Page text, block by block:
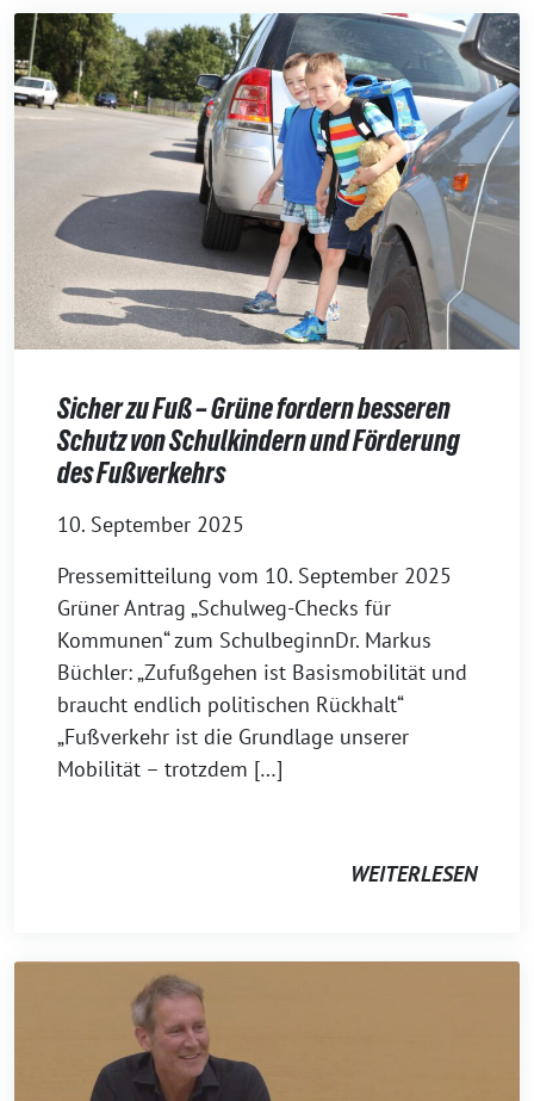
Sicher zu Fuß – Grüne fordern besseren
Schutz von Schulkindern und Förderung
des Fußverkehrs
10. September 2025
Pressemitteilung vom 10. September 2025
Grüner Antrag „Schulweg-Checks für
Kommunen“ zum SchulbeginnDr. Markus
Büchler: „Zufußgehen ist Basismobilität und
braucht endlich politischen Rückhalt“
„Fußverkehr ist die Grundlage unserer
Mobilität – trotzdem […]
WEITERLESEN